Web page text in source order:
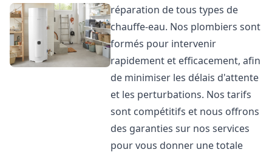
réparation de tous types de
chauffe-eau. Nos plombiers sont
formés pour intervenir
rapidement et efficacement, afin
de minimiser les délais d'attente
et les perturbations. Nos tarifs
sont compétitifs et nous offrons
des garanties sur nos services
pour vous donner une totale